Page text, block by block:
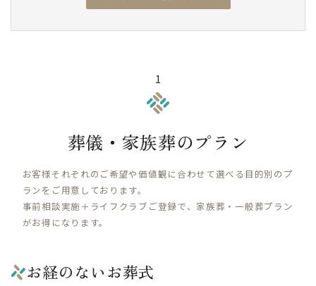
アクセス良 駐車場有 火葬設備有
1
葬儀・家族葬のプラン
お客様それぞれのご希望や価値観に合わせて選べる目的別のプ
ランをご用意しております。
事前相談実施＋ライフクラブご登録で、家族葬・一般葬プラン
がお得になります。
お経のないお葬式